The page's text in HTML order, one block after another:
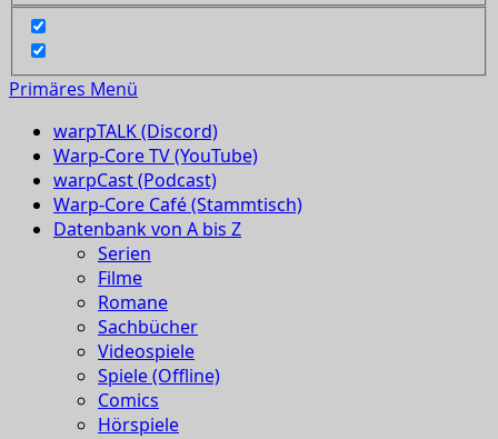
Primäres Menü
warpTALK (Discord)
Warp-Core TV (YouTube)
warpCast (Podcast)
Warp-Core Café (Stammtisch)
Datenbank von A bis Z
Serien
Filme
Romane
Sachbücher
Videospiele
Spiele (Offline)
Comics
Hörspiele